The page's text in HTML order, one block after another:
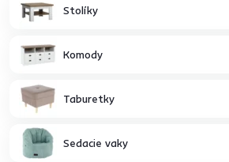
Stolíky
Komody
Taburetky
Sedacie vaky